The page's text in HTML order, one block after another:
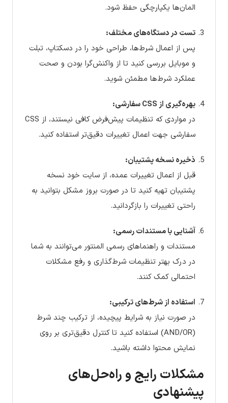
المان‌ها یکپارچگی حفظ شود.
تست در دستگاه‌های مختلف:
پس از اعمال شرط‌ها، طراحی خود را در دسکتاپ، تبلت
و موبایل بررسی کنید تا از واکنش‌گرا بودن و صحت
عملکرد شرط‌ها مطمئن شوید.
بهره‌گیری از CSS سفارشی:
در مواردی که تنظیمات پیش‌فرض کافی نیستند، از CSS
سفارشی جهت اعمال تغییرات دقیق‌تر استفاده کنید.
ذخیره نسخه پشتیبان:
قبل از اعمال تغییرات عمده، از سایت خود نسخه
پشتیبان تهیه کنید تا در صورت بروز مشکل بتوانید به
راحتی تغییرات را بازگردانید.
آشنایی با مستندات رسمی:
مستندات و راهنماهای رسمی المنتور می‌توانند به شما
در درک بهتر تنظیمات شرط‌گذاری و رفع مشکلات
احتمالی کمک کنند.
استفاده از شرط‌های ترکیبی:
در صورت نیاز به شرایط پیچیده، از ترکیب چند شرط
(AND/OR) استفاده کنید تا کنترل دقیق‌تری بر روی
نمایش محتوا داشته باشید.
مشکلات رایج و راه‌حل‌های
پیشنهادی